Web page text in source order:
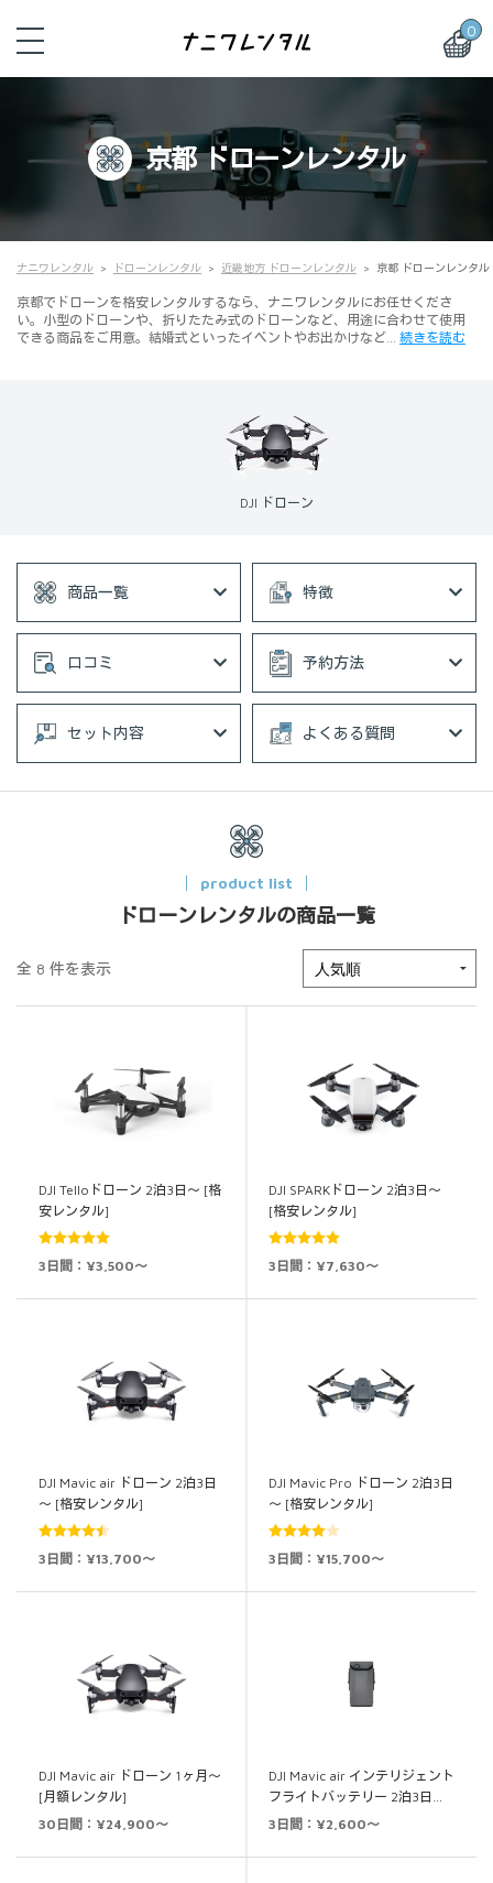
0
京都 ドローンレンタル
ナニワレンタル ドローンレンタル 近畿地方 ドローンレンタル 京都 ドローンレンタル
京都でドローンを格安レンタルするなら、ナニワレンタルにお任せくださ
い。小型のドローンや、折りたたみ式のドローンなど、用途に合わせて使用
できる商品をご用意。結婚式といったイベントやお出かけなど… 続きを読む
DJI ドローン
商品一覧 特徴
口コミ 予約方法
セット内容 よくある質問
product list
ドローンレンタルの商品一覧
全 8 件を表示
DJI Telloドローン 2泊3日～ [格
安レンタル]
5段階中
3日間：¥3,500～
DJI SPARKドローン 2泊3日～
[格安レンタル]
5段階中
3日間：¥7,630～
DJI Mavic air ドローン 2泊3日
～ [格安レンタル]
5段階中
3日間：¥13,700～
DJI Mavic Pro ドローン 2泊3日
～ [格安レンタル]
5段階中
価
3日間：¥15,700～
DJI Mavic air ドローン 1ヶ月～
[月額レンタル]
30日間：¥24,900～
DJI Mavic air インテリジェント
フライトバッテリー 2泊3日…
3日間：¥2,600～